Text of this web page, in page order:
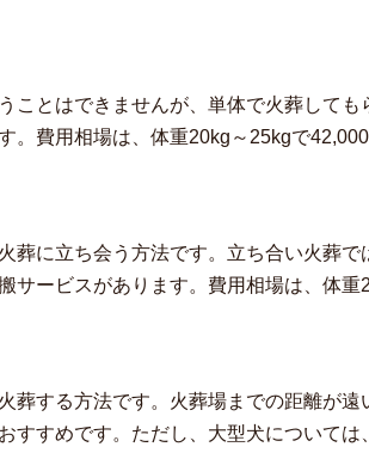
ことはできませんが、単体で火葬しても
。費用相場は、体重20kg～25kgで
葬に立ち会う方法です。立ち合い火葬
サービスがあります。費用相場は、体重
葬する方法です。火葬場までの距離が
すめです。ただし、大型犬については